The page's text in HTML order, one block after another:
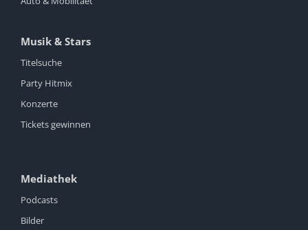
Musik & Stars
Titelsuche
Party Hitmix
Konzerte
Tickets gewinnen
Mediathek
Podcasts
Bilder